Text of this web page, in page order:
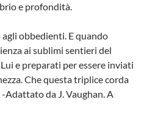
e profondità.
obbedienti. E quando
ai sublimi sentieri del
e preparati per essere inviati
Che questa triplice corda
-Adattato da J. Vaughan. A